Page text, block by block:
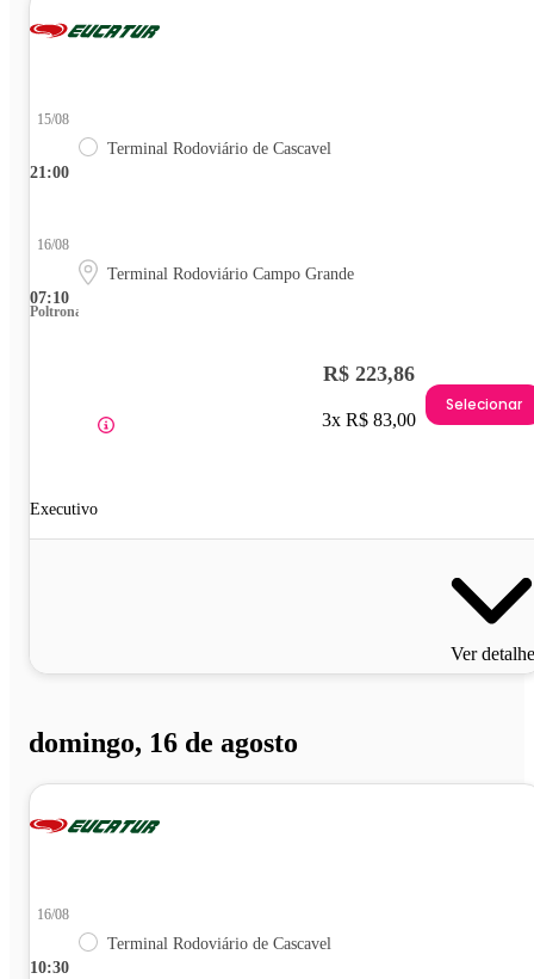
21:00
15/08
Terminal Rodoviário de Cascavel
07:10
16/08
Terminal Rodoviário Campo Grande
Poltrona
Executivo
R$ 223,86
3x R$ 83,00
Selecionar
Ver
domingo, 16 de agosto
10:30
16/08
Terminal Rodoviário de Cascavel